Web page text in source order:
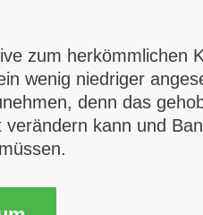
zum herkömmlichen
wenig niedriger
denn das
kann und